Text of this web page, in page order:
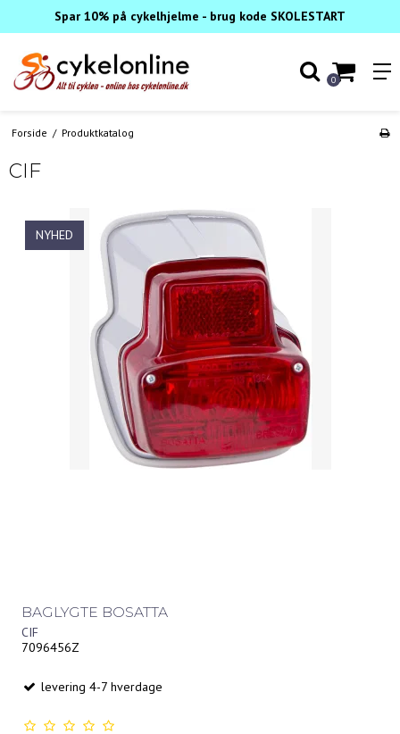
Spar 10% på cykelhjelme - brug kode SKOLESTART
0
Forside / Produktkatalog
CIF
NYHED
BAGLYGTE BOSATTA
CIF
7096456Z
levering 4-7 hverdage